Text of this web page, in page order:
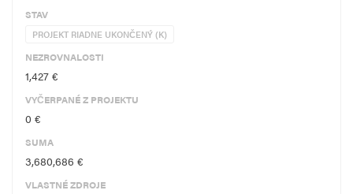
STAV
PROJEKT RIADNE UKONČENÝ (K)
NEZROVNALOSTI
1,427 €
VYČERPANÉ Z PROJEKTU
0 €
SUMA
3,680,686 €
VLASTNÉ ZDROJE